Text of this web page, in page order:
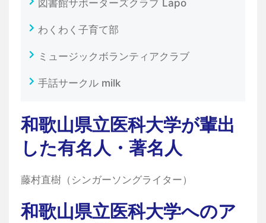
図書館サポーターズクラブ Lapo
わくわく子育て部
ミュージックボランティアクラブ
手話サークル milk
和歌山県立医科大学が輩出
した有名人・著名人
藤村直樹（シンガーソングライター）
和歌山県立医科大学へのア